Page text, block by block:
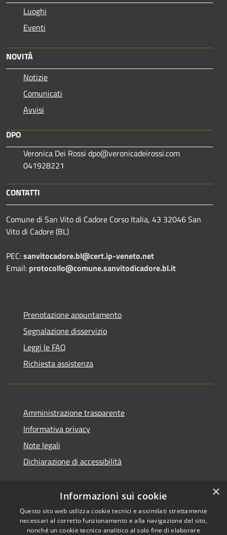
Luoghi
Eventi
NOVITÀ
Notizie
Comunicati
Avvisi
DPO
Veronica Dei Rossi dpo@veronicadeirossi.com
041928221
CONTATTI
Comune di San Vito di Cadore Corso Italia, 43 32046 San
Vito di Cadore (BL)
PEC:sanvitocadore.bl@cert.ip-veneto.net
Email: protocollo@comune.sanvitodicadore.bl.it
Prenotazione appuntamento
Segnalazione disservizio
Leggi le FAQ
Richiesta assistenza
Amministrazione trasparente
Informativa privacy
Note legali
Dichiarazione di accessibilità
×
Informazioni sui cookie
Questo sito web utilizza cookie tecnici e assimilati strettamente
necessari al corretto funzionamento e alla navigazione del sito,
nonché un cookie tecnico analitico al solo fine di elaborare